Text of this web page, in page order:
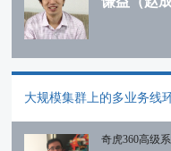
大规模集群上的多业务线
奇虎360高级